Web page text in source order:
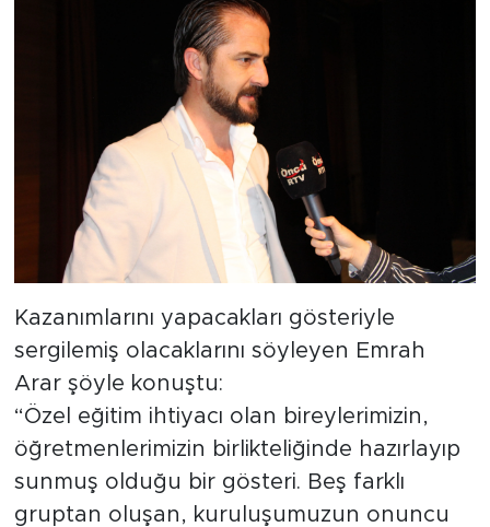
Kazanımlarını yapacakları gösteriyle
sergilemiş olacaklarını söyleyen Emrah
Arar şöyle konuştu:
“Özel eğitim ihtiyacı olan bireylerimizin,
öğretmenlerimizin birlikteliğinde hazırlayıp
sunmuş olduğu bir gösteri. Beş farklı
gruptan oluşan, kuruluşumuzun onuncu